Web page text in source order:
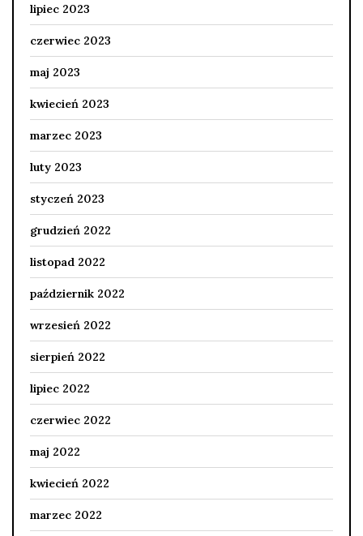
lipiec 2023
czerwiec 2023
maj 2023
kwiecień 2023
marzec 2023
luty 2023
styczeń 2023
grudzień 2022
listopad 2022
październik 2022
wrzesień 2022
sierpień 2022
lipiec 2022
czerwiec 2022
maj 2022
kwiecień 2022
marzec 2022